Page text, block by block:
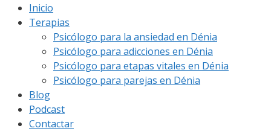
Inicio
Terapias
Psicólogo para la ansiedad en Dénia
Psicólogo para adicciones en Dénia
Psicólogo para etapas vitales en Dénia
Psicólogo para parejas en Dénia
Blog
Podcast
Contactar